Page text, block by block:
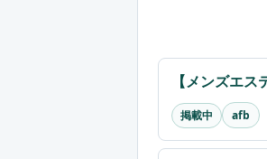
【メンズエ
掲載中 afb